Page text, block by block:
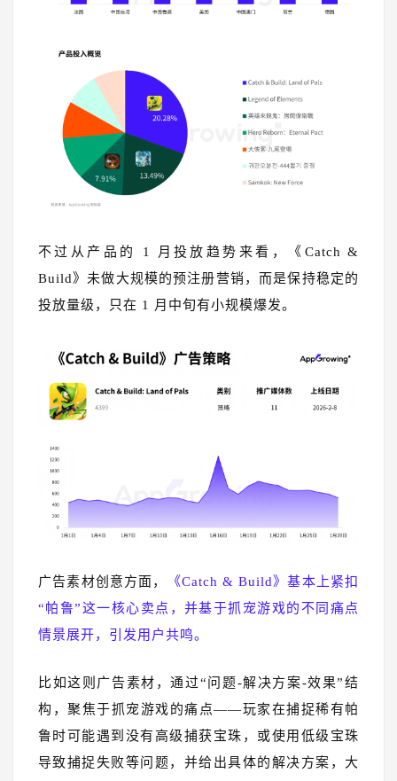
不过从产品的 1 月投放趋势来看，《Catch &
Build》未做大规模的预注册营销，而是保持稳定的
投放量级，只在 1 月中旬有小规模爆发。
广告素材创意方面，
《Catch & Build》基本上紧扣
“帕鲁”这一核心卖点，并基于抓宠游戏的不同痛点
情景展开，引发用户共鸣。
比如这则广告素材，通过“问题-解决方案-效果”结
构，聚焦于抓宠游戏的痛点——玩家在捕捉稀有帕
鲁时可能遇到没有高级捕获宝珠，或使用低级宝珠
导致捕捉失败等问题，并给出具体的解决方案，大